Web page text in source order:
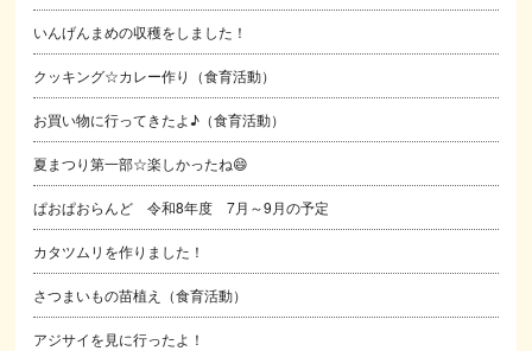
いんげんまめの収穫をしました！
クッキング☆カレー作り（食育活動）
お買い物に行ってきたよ♪（食育活動）
夏まつり第一部☆楽しかったね😄
ぱおぱおらんど 令和8年度 7月～9月の予定
カタツムリを作りました！
さつまいもの苗植え（食育活動）
アジサイを見に行ったよ！